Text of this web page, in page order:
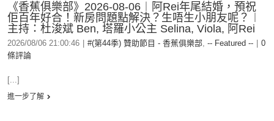
《香蕉俱樂部》2026-08-06︱阿Rei年尾結婚，預祝
佢百年好合！新房問題點解決？生唔生小朋友呢？︱
主持：杜浚斌 Ben, 塔羅小公主 Selina, Viola, 阿Rei
2026/08/06 21:00:46 #(第44季) 贊助節目 - 香蕉俱樂部, -- Featured --
0
條評論
[...]
進一步了解